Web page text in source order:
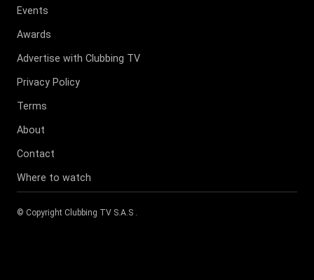
Events
Awards
Advertise with Clubbing TV
Privacy Policy
Terms
About
Contact
Where to watch
© Copyright Clubbing TV S.A.S .